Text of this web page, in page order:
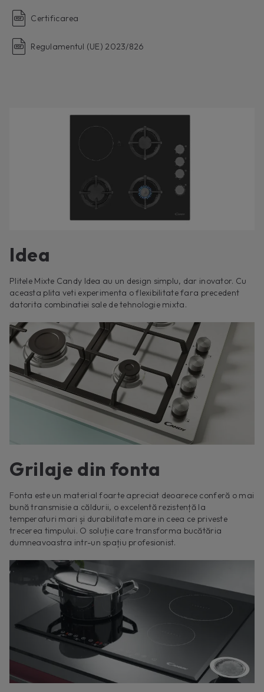
Certificarea
Regulamentul (UE) 2023/826
Idea
Plitele Mixte Candy Idea au un design simplu, dar inovator. Cu
aceasta plita veti experimenta o flexibilitate fara precedent
datorita combinatiei sale de tehnologie mixta.
Grilaje din fonta
Fonta este un material foarte apreciat deoarece conferă o mai
bună transmisie a căldurii, o excelentă rezistență la
temperaturi mari și durabilitate mare in ceea ce priveste
trecerea timpului. O soluție care transforma bucătăria
dumneavoastra intr-un spațiu profesionist.